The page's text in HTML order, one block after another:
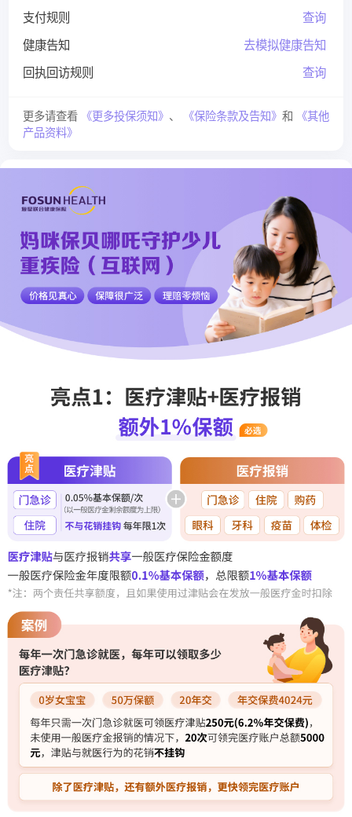
支付规则
查询
健康告知
去模拟健康告知
回执回访规则
查询
更多请查看 《更多投保须知》 、 《保险条款及告知》 和 《其他
产品资料》